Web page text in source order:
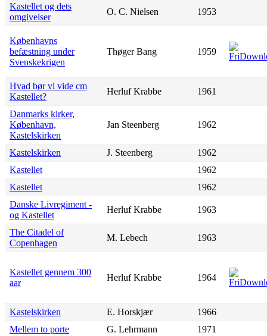
Kastellet og dets
omgivelser
O. C. Nielsen 1953
Københavns
befæstning under
Svenskekrigen
Thøger Bang 1959
Hvad bør vi vide cm
Kastellet?
Herluf Krabbe 1961
Danmarks kirker,
København,
Kastelskirken
Jan Steenberg 1962
Kastelskirken J. Steenberg
1962
Kastellet
1962
Kastellet
1962
Danske Livregiment -
og Kastellet
Herluf Krabbe 1963
The Citadel of
Copenhagen
M. Lebech 1963
Kastellet gennem 300
aar
Herluf Krabbe 1964
Kastelskirken E. Horskjær
1966
Mellem to porte
G. Lehrmann
1971